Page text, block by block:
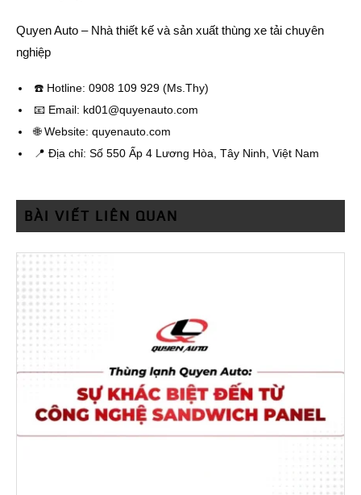
Quyen Auto – Nhà thiết kế và sản xuất thùng xe tải chuyên
nghiệp
☎️ Hotline: 0908 109 929 (Ms.Thy)
📧 Email: kd01@quyenauto.com
🌐 Website: quyenauto.com
📍 Địa chỉ: Số 550 Ấp 4 Lương Hòa, Tây Ninh, Việt Nam
BÀI VIẾT LIÊN QUAN